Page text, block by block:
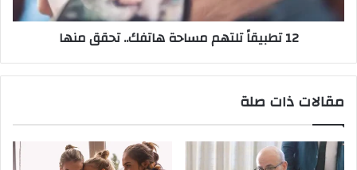
12 تطبيقاً تلتهم مساحة هاتفك.. تحقق منها
مقالات ذات صلة